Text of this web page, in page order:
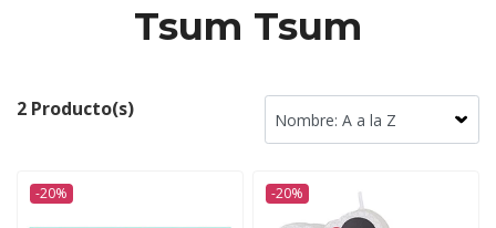
Tsum Tsum
2 Producto(s)
-20% -20%